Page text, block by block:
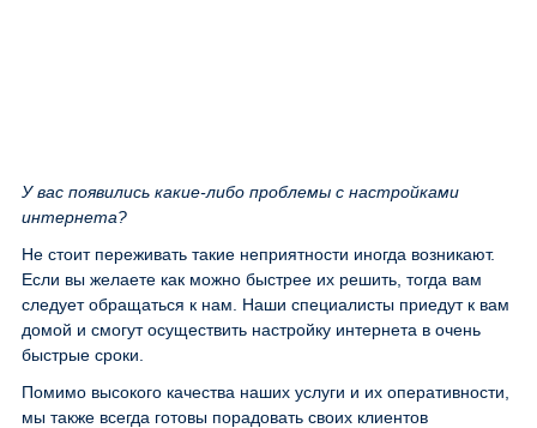
У вас появились какие-либо проблемы с настройками
интернета?
Не стоит переживать такие неприятности иногда возникают.
Если вы желаете как можно быстрее их решить, тогда вам
следует обращаться к нам. Наши специалисты приедут к вам
домой и смогут осуществить настройку интернета в очень
быстрые сроки.
Помимо высокого качества наших услуги и их оперативности,
мы также всегда готовы порадовать своих клиентов